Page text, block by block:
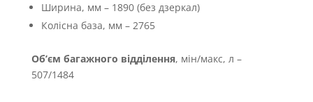
Ширина, мм – 1890 (без дзеркал)
Колiсна база, мм – 2765
Об’єм багажного відділення, мін/макс, л –
507/1484